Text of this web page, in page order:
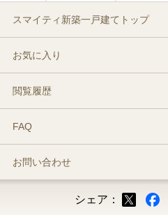
スマイティ新築一戸建てトップ
お気に入り
閲覧履歴
FAQ
お問い合わせ
シェア：